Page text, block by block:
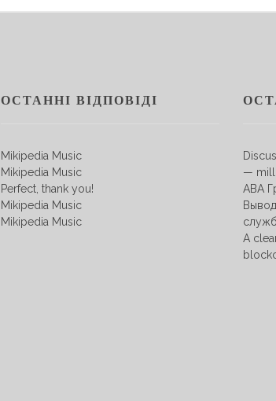
ОСТАННІ ВІДПОВІДІ
Mikipedia Music
Mikipedia Music
Perfect, thank you!
Mikipedia Music
Mikipedia Music
—
АВА
A